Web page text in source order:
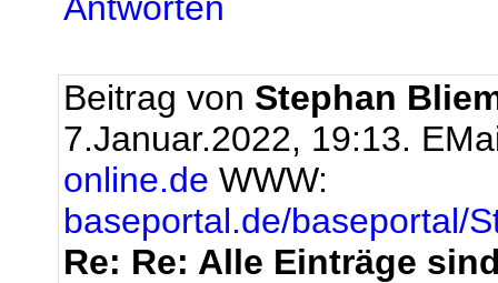
Beitrag von Stephan
7.Januar.2022, 19:13.
online.de WWW:
baseportal.de/baseportal/
Re: Re: Alle Einträge